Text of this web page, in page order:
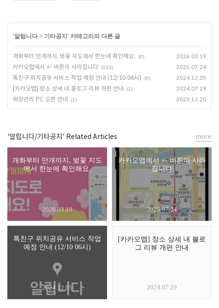
'알립니다> 기타공지 ' 카테고리의 다른 글
개화부터 만개까지, 벚꽃 지도에서 한눈에 확인해요. (0) 2026.03.19
카카오맵에서 +- 버튼이 사라집니다 (153) 2025.07.24
톡친구 위치공유 서비스 작업 예정 안내 (12/10 06시) (0) 2024.12.05
[카카오맵] 장소 상세 내 블로그 리뷰 개편 안내 (1) 2024.07.29
매장관리 PC 오픈 안내 (1) 2023.12.20
'알립니다/기타공지' Related Articles
개화부터 만개까지, 벚꽃 지도
에서 한눈에 확인해요.
2026.03.19
카카오맵에서 +- 버튼이 사라
집니다
2025.07.24
톡친구 위치공유 서비스 작업
예정 안내 (12/10 06시)
2024.12.05
[카카오맵] 장소 상세 내 블로
그 리뷰 개편 안내
2024.07.29
more